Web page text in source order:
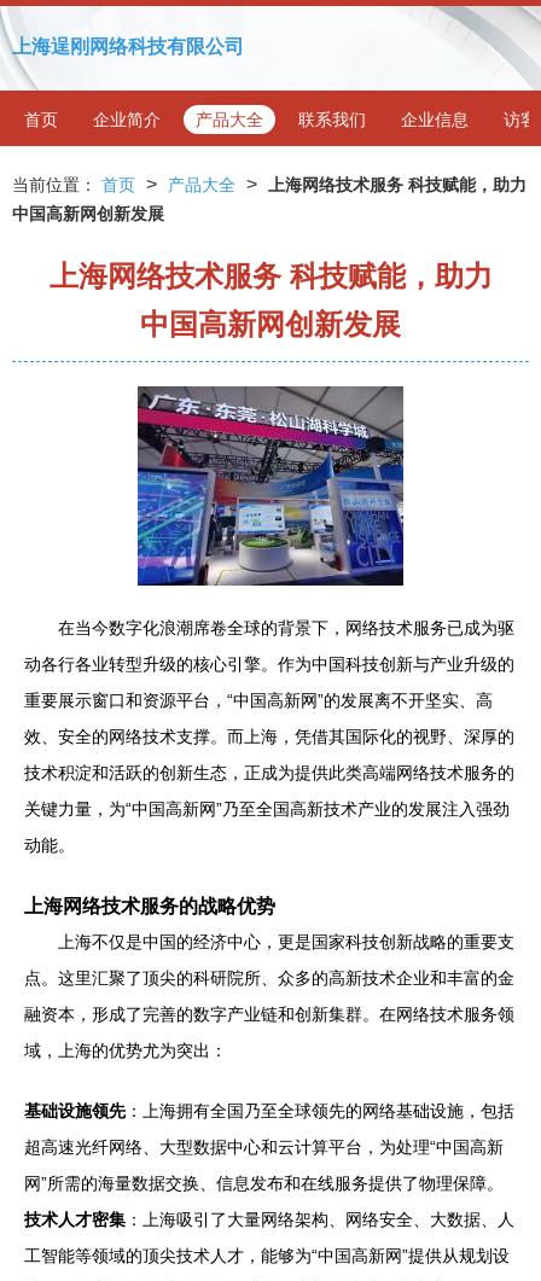
上海逞刚网络科技有限公司
首页 企业简介 产品大全 联系我们 企业信息 访客
当前位置： 首页 > 产品大全 >
上海网络技术服务 科技赋能，助力
中国高新网创新发展
上海网络技术服务 科技赋能，助力
中国高新网创新发展
在当今数字化浪潮席卷全球的背景下，网络技术服务已成为驱
动各行各业转型升级的核心引擎。作为中国科技创新与产业升级的
重要展示窗口和资源平台，“中国高新网”的发展离不开坚实、高
效、安全的网络技术支撑。而上海，凭借其国际化的视野、深厚的
技术积淀和活跃的创新生态，正成为提供此类高端网络技术服务的
关键力量，为“中国高新网”乃至全国高新技术产业的发展注入强劲
动能。
上海网络技术服务的战略优势
上海不仅是中国的经济中心，更是国家科技创新战略的重要支
点。这里汇聚了顶尖的科研院所、众多的高新技术企业和丰富的金
融资本，形成了完善的数字产业链和创新集群。在网络技术服务领
域，上海的优势尤为突出：
基础设施领先：上海拥有全国乃至全球领先的网络基础设施，包括
超高速光纤网络、大型数据中心和云计算平台，为处理“中国高新
网”所需的海量数据交换、信息发布和在线服务提供了物理保障。
技术人才密集 ：上海吸引了大量网络架构、网络安全、大数据、人
工智能等领域的顶尖技术人才，能够为“中国高新网”提供从规划设